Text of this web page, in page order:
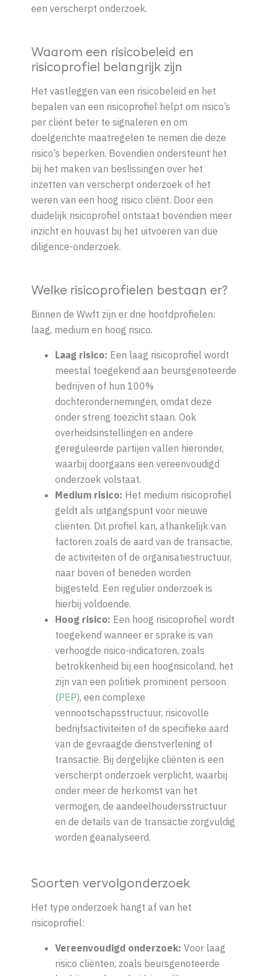
een verscherpt onderzoek.
Waarom een risicobeleid en
risicoprofiel belangrijk zijn
Het vastleggen van een risicobeleid en het
bepalen van een risicoprofiel helpt om risico’s
per cliënt beter te signaleren en om
doelgerichte maatregelen te nemen die deze
risico’s beperken. Bovendien ondersteunt het
bij het maken van beslissingen over het
inzetten van verscherpt onderzoek of het
weren van een hoog risico cliënt. Door een
duidelijk risicoprofiel ontstaat bovendien meer
inzicht en houvast bij het uitvoeren van due
diligence-onderzoek.
Welke risicoprofielen bestaan er?
Binnen de Wwft zijn er drie hoofdprofielen:
laag, medium en hoog risico.
Laag risico: Een laag risicoprofiel wordt
meestal toegekend aan beursgenoteerde
bedrijven of hun 100%
dochterondernemingen, omdat deze
onder streng toezicht staan. Ook
overheidsinstellingen en andere
gereguleerde partijen vallen hieronder,
waarbij doorgaans een vereenvoudigd
onderzoek volstaat.
Medium risico: Het medium risicoprofiel
geldt als uitgangspunt voor nieuwe
cliënten. Dit profiel kan, afhankelijk van
factoren zoals de aard van de transactie,
de activiteiten of de organisatiestructuur,
naar boven of beneden worden
bijgesteld. Een regulier onderzoek is
hierbij voldoende.
Hoog risico: Een hoog risicoprofiel wordt
toegekend wanneer er sprake is van
verhoogde risico-indicatoren, zoals
betrokkenheid bij een hoogrisicoland, het
zijn van een politiek prominent persoon
(PEP), een complexe
vennootschapsstructuur, risicovolle
bedrijfsactiviteiten of de specifieke aard
van de gevraagde dienstverlening of
transactie. Bij dergelijke cliënten is een
verscherpt onderzoek verplicht, waarbij
onder meer de herkomst van het
vermogen, de aandeelhoudersstructuur
en de details van de transactie zorgvuldig
worden geanalyseerd.
Soorten vervolgonderzoek
Het type onderzoek hangt af van het
risicoprofiel:
Vereenvoudigd onderzoek: Voor laag
risico cliënten, zoals beursgenoteerde